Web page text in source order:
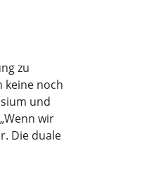
zu
keine noch
und
wir
Die duale